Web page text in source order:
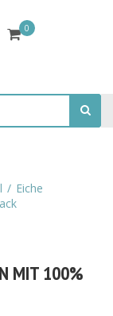
0
Eiche
MIT 100%